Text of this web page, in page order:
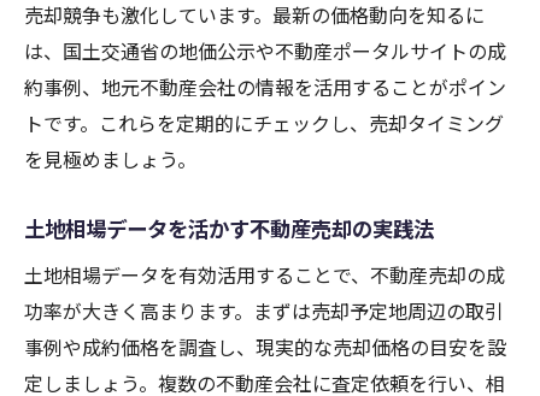
売却競争も激化しています。最新の価格動向を知るに
は、国土交通省の地価公示や不動産ポータルサイトの成
約事例、地元不動産会社の情報を活用することがポイン
トです。これらを定期的にチェックし、売却タイミング
を見極めましょう。
土地相場データを活かす不動産売却の実践法
土地相場データを有効活用することで、不動産売却の成
功率が大きく高まります。まずは売却予定地周辺の取引
事例や成約価格を調査し、現実的な売却価格の目安を設
定しましょう。複数の不動産会社に査定依頼を行い、相